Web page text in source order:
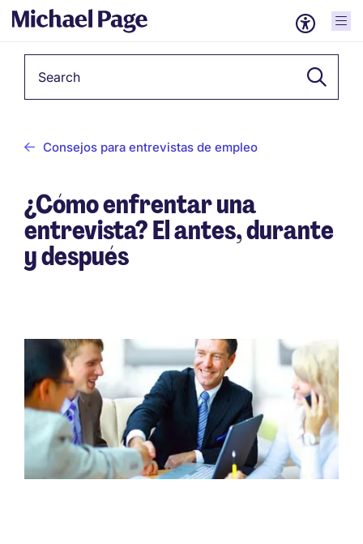
Consejos para entrevistas de empleo
¿Cómo enfrentar una
entrevista? El antes, durante
y después